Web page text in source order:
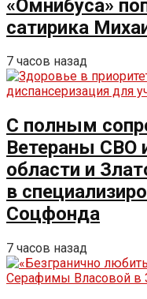
«Омнибуса»
сатирика
7 часов назад
С полным
Ветераны СВО
области и
в
Соцфонда
7 часов назад